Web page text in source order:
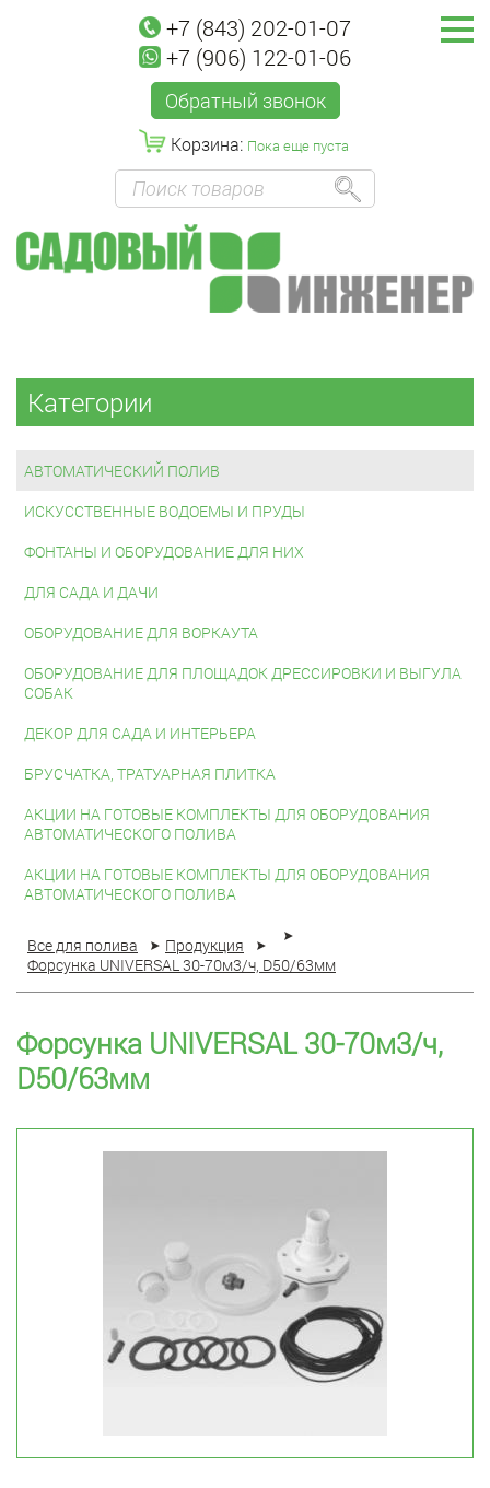
+7 (843) 202-01-07
+7 (906) 122-01-06
Обратный звонок
Корзина: Пока еще пуста
Категории
АВТОМАТИЧЕСКИЙ ПОЛИВ
ИСКУССТВЕННЫЕ ВОДОЕМЫ И ПРУДЫ
ФОНТАНЫ И ОБОРУДОВАНИЕ ДЛЯ НИХ
ДЛЯ САДА И ДАЧИ
ОБОРУДОВАНИЕ ДЛЯ ВОРКАУТА
ОБОРУДОВАНИЕ ДЛЯ ПЛОЩАДОК ДРЕССИРОВКИ И ВЫГУЛА
СОБАК
ДЕКОР ДЛЯ САДА И ИНТЕРЬЕРА
БРУСЧАТКА, ТРАТУАРНАЯ ПЛИТКА
АКЦИИ НА ГОТОВЫЕ КОМПЛЕКТЫ ДЛЯ ОБОРУДОВАНИЯ
АВТОМАТИЧЕСКОГО ПОЛИВА
АКЦИИ НА ГОТОВЫЕ КОМПЛЕКТЫ ДЛЯ ОБОРУДОВАНИЯ
АВТОМАТИЧЕСКОГО ПОЛИВА
Все для полива
Продукция
Форсунка UNIVERSAL 30-70м3/ч, D50/63мм
Форсунка UNIVERSAL 30-70м3/ч,
D50/63мм